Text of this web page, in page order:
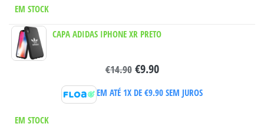
EM STOCK
CAPA ADIDAS IPHONE XR PRETO
€14.90 €9.90
EM ATÉ 1X DE €9.90 SEM JUROS
EM STOCK